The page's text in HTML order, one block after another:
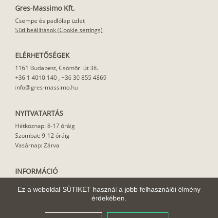
Ez a weboldal SÜTIKET használ a jobb felhasználói élmény
érdekében.
Gres-Massimo Kft.
Csempe és padlólap üzlet
Süti beállítások (Cookie settings)
ELÉRHETŐSÉGEK
1161 Budapest, Csömöri út 38.
+36 1 4010 140 , +36 30 855 4869
info@gres-massimo.hu
NYITVATARTÁS
Hétköznap: 8-17 óráig
Szombat: 9-12 óráig
Vasárnap: Zárva
INFORMÁCIÓ
Felhasználási javaslat